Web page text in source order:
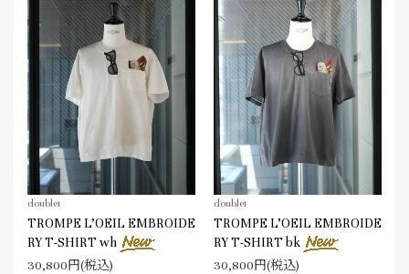
doublet
TROMPE L’OEIL EMBROIDE
RY T-SHIRT wh
30,800円(税込)
doublet
TROMPE L’OEIL EMBROIDE
RY T-SHIRT bk
30,800円(税込)